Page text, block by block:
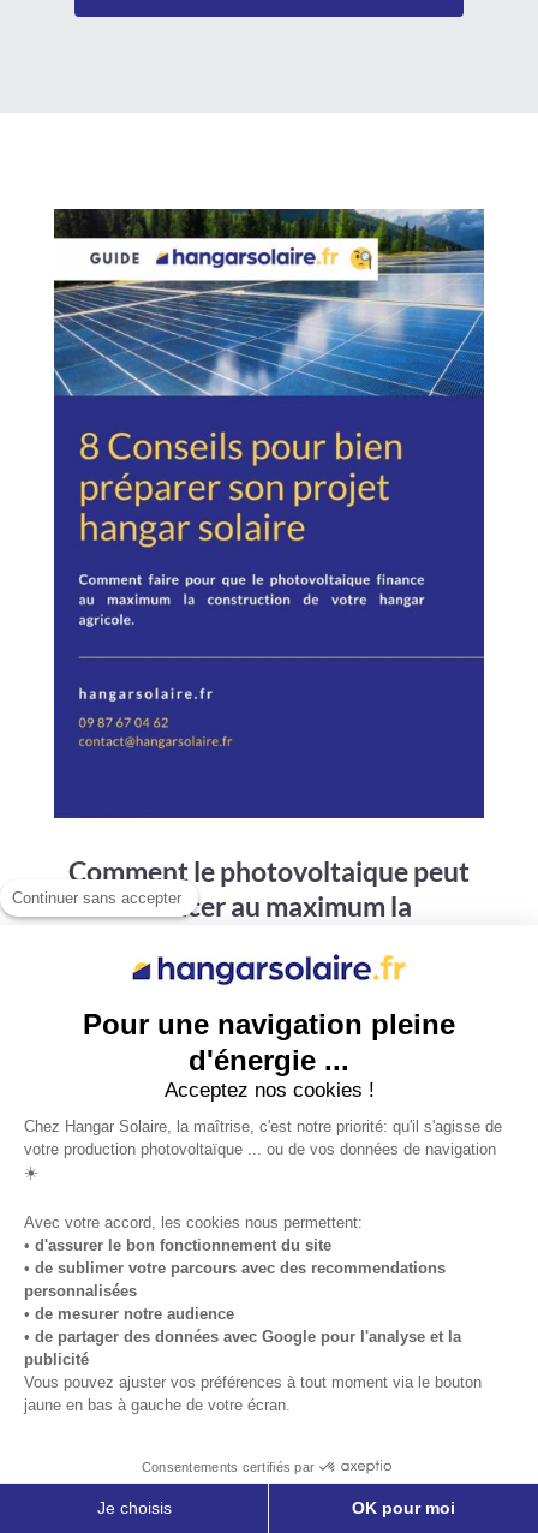
Continuer sans accepter
Pour une navigation pleine
d'énergie ...
Acceptez nos cookies !
Chez Hangar Solaire, la maîtrise, c'est notre priorité: qu'il s'agisse de
votre production photovoltaïque ... ou de vos données de navigation
☀️
Avec votre accord, les cookies nous permettent:
• d'assurer le bon fonctionnement du site
• de sublimer votre parcours avec des recommendations
personnalisées
• de mesurer notre audience
• de partager des données avec Google pour l'analyse et la
publicité
Vous pouvez ajuster vos préférences à tout moment via le bouton
jaune en bas à gauche de votre écran.
Consentements certifiés par
Je choisis OK pour moi
Comment le photovoltaique peut
financer au maximum la
agricole ?
Recevez gratuitement notre guide
d’expert.
Pour continuer, veuillez accepter nosConditions
d’utilisation et Politique de confidentialité